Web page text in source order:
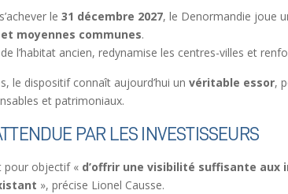
le 31 décembre 2027, le Denormandie joue
moyennes communes.
l’habitat ancien, redynamise les centres-villes et
le dispositif connaît aujourd’hui un véritable essor,
et patrimoniaux.
PAR LES INVESTISSEURS
pour objectif « d’offrir une visibilité suffisante
», précise Lionel Causse.